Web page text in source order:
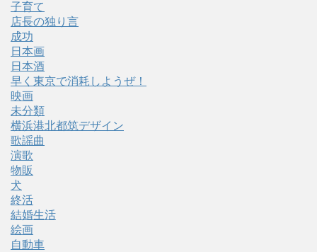
子育て
店長の独り言
成功
日本画
日本酒
早く東京で消耗しようぜ！
映画
未分類
横浜港北都筑デザイン
歌謡曲
演歌
物販
犬
終活
結婚生活
絵画
自動車